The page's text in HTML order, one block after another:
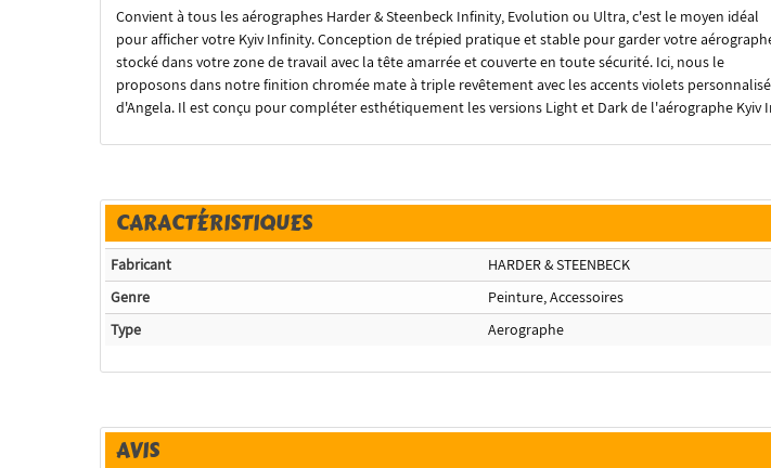
Convient à tous les aérographes Harder & Steenbeck Infinity, Evolution ou Ultra, c'est le moyen idéal
pour afficher votre Kyiv Infinity.Conception de trépied pratique et stable pour garder votre
stocké dans votre zone de travail avec la tête amarrée et couverte en toute sécurité. Ici, nous le
proposons dans notre finition chromée mate à triple revêtement avec les accents violets
d'Angela. Il est conçu pour compléter esthétiquement les versions Light et Dark de l'aérographe Kyiv
CARACTÉRISTIQUES
Fabricant
HARDER & STEENBECK
Genre
Peinture, Accessoires
Type
Aerographe
AVIS